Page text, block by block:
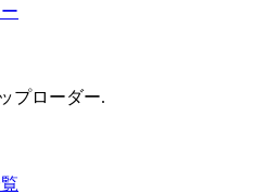
プローダー.